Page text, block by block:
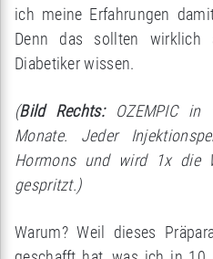
ich meine Erfahrungen
Denn das sollten wirklich
Diabetiker wissen.
(Bild Rechts:OZEMPIC in
Monate. Jeder
Hormons und wird 1x die
gespritzt.)
Warum? Weil dieses